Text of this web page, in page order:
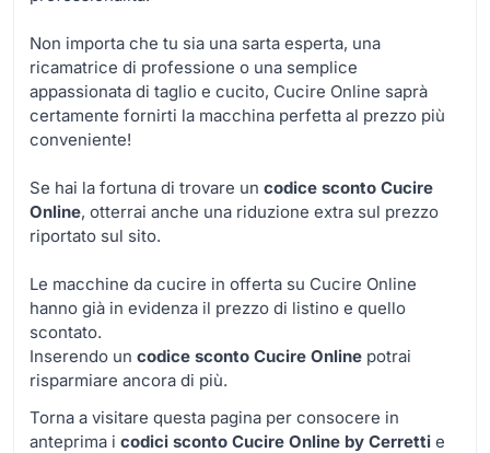
Non importa che tu sia una sarta esperta, una
ricamatrice di professione o una semplice
appassionata di taglio e cucito, Cucire Online saprà
certamente fornirti la macchina perfetta al prezzo più
conveniente!
Se hai la fortuna di trovare un codice sconto Cucire
Online, otterrai anche una riduzione extra sul prezzo
riportato sul sito.
Le macchine da cucire in offerta su Cucire Online
hanno già in evidenza il prezzo di listino e quello
scontato.
Inserendo un codice sconto Cucire Online potrai
risparmiare ancora di più.
Torna a visitare questa pagina per consocere in
anteprima i codici sconto Cucire Online by Cerretti e